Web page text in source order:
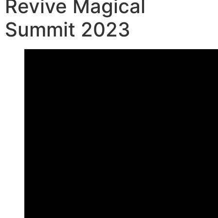
Revive Magical
Summit 2023